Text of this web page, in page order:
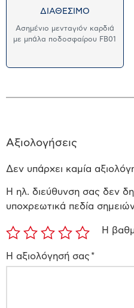
ΔΙΑΘΕΣΙΜΟ
Ασημένιο μενταγιόν καρδιά
με μπάλα ποδοσφαίρου FB01
Αξιολογήσεις
Δεν υπάρχει καμία
Η ηλ. διεύθυνση σας δεν
υποχρεωτικά πεδία
Η
Η αξιολόγησή σας *